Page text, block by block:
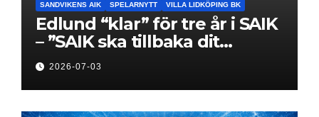
SANDVIKENS AIK SPELARNYTT VILLA LIDKÖPING BK
Edlund “klar” för tre år i SAIK
– ”SAIK ska tillbaka dit
klubben hör hemma”
2026-07-03